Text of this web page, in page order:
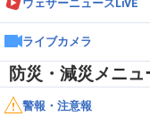
ウェザーニュースLiVE
ライブカメラ
防災・減災メニュ
警報・注意報